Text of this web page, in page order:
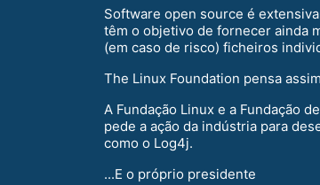
Software open source é
têm o objetivo de fornecer ainda
(em caso de risco) ficheiros
The Linux Foundation pensa
A Fundação Linux e a Fundação
pede a ação da indústria para
como o Log4j.
...E o próprio presidente